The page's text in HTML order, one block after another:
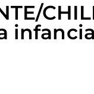
infancia